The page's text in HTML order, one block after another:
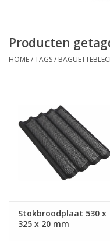
Hygiëne & opslag
Acties
Producten
HOME/TAGS/
Stokbroodplaat 530 x
325 x 20 mm